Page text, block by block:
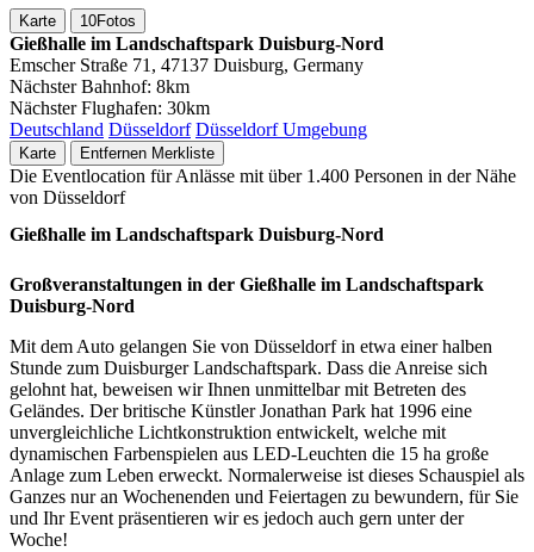
Karte 10Fotos
Gießhalle im Landschaftspark Duisburg-Nord
Emscher Straße 71, 47137 Duisburg, Germany
Nächster Bahnhof: 8km
Nächster Flughafen: 30km
Deutschland Düsseldorf Düsseldorf Umgebung
Karte Entfernen Merkliste
Die Eventlocation für Anlässe mit über 1.400 Personen in der Nähe
von Düsseldorf
Gießhalle im Landschaftspark Duisburg-Nord
Großveranstaltungen in der Gießhalle im Landschaftspark
Duisburg-Nord
Mit dem Auto gelangen Sie von Düsseldorf in etwa einer halben
Stunde zum Duisburger Landschaftspark. Dass die Anreise sich
gelohnt hat, beweisen wir Ihnen unmittelbar mit Betreten des
Geländes. Der britische Künstler Jonathan Park hat 1996 eine
unvergleichliche Lichtkonstruktion entwickelt, welche mit
dynamischen Farbenspielen aus LED-Leuchten die 15 ha große
Anlage zum Leben erweckt. Normalerweise ist dieses Schauspiel als
Ganzes nur an Wochenenden und Feiertagen zu bewundern, für Sie
und Ihr Event präsentieren wir es jedoch auch gern unter der
Woche!